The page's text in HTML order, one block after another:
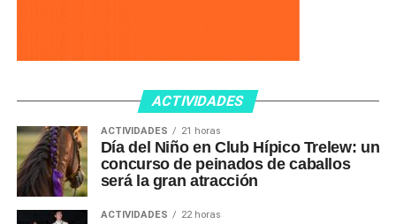
ACTIVIDADES
ACTIVIDADES 21 horas
Día del Niño en Club Hípico Trelew: un
concurso de peinados de caballos
será la gran atracción
ACTIVIDADES 22 horas